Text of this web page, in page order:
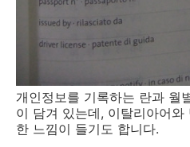
개인정보를 기록하는 란과 월
이 담겨 있는데, 이탈리아어
한 느낌이 들기도 합니다.